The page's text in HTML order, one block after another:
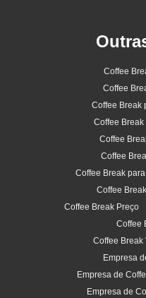
Coffee
Coffee
Coffee Break
Coffee
Coffee
Coffee
Coffee Break
Coffee
Coffee Break Preço
Coffee
Coffee Break
Empresa
Empresa de
Empresa de